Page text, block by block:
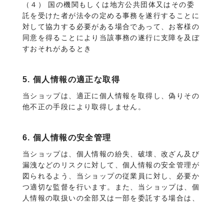
（４） 国の機関もしくは地方公共団体又はその委
託を受けた者が法令の定める事務を遂行することに
対して協力する必要がある場合であって、お客様の
同意を得ることにより当該事務の遂行に支障を及ぼ
すおそれがあるとき
5. 個人情報の適正な取得
当ショップは、適正に個人情報を取得し、偽りその
他不正の手段により取得しません。
6. 個人情報の安全管理
当ショップは、個人情報の紛失、破壊、改ざん及び
漏洩などのリスクに対して、個人情報の安全管理が
図られるよう、当ショップの従業員に対し、必要か
つ適切な監督を行います。また、当ショップは、個
人情報の取扱いの全部又は一部を委託する場合は、